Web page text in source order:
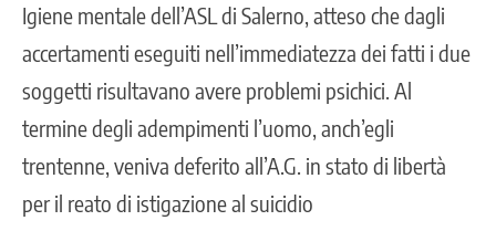
Igiene mentale dell’ASL di Salerno, atteso che dagli
accertamenti eseguiti nell’immediatezza dei fatti i due
soggetti risultavano avere problemi psichici. Al
termine degli adempimenti l’uomo, anch’egli
trentenne, veniva deferito all’A.G. in stato di libertà
per il reato di istigazione al suicidio